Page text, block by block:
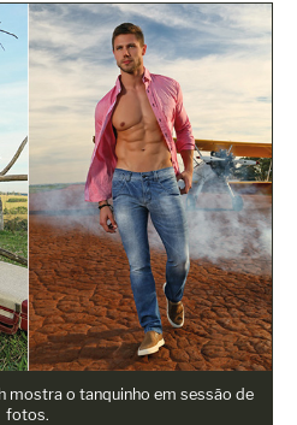
mostra o tanquinho em sessão de
fotos.